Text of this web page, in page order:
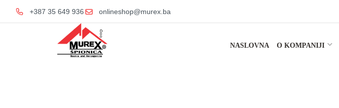
+387 35 649 936 onlineshop@murex.ba
NASLOVNA O KOMPANIJI